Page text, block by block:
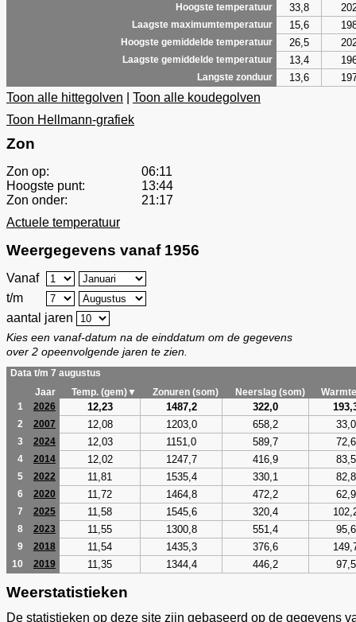
Hoogste temperatuur
33,8
Laagste maximumtemperatuur 15,6
Hoogste gemiddelde temperatuur 26,5
Laagste gemiddelde temperatuur 13,4
Langste zonduur 13,6
Toon alle hittegolven
Toon alle koudegolven
Toon Hellmann-grafiek
Zon
Zon op:
06:11
Hoogste punt:
13:44
Zon onder:
21:17
Actuele temperatuur
Weergegevens vanaf 1956
Vanaf
t/m
aantal jaren
Kies een vanaf-datum na de einddatum om de gegevens
over 2 opeenvolgende jaren te zien.
Data t/m 7 augustus
Jaar
Temp. (gem)▼ Zonuren (som) Neerslag (som)
1
2026 12,23 1487,2 322,0
2 2007 12,08 1203,0 658,2 33,0
3 2024 12,03 1151,0 589,7 72,6
4 2014 12,02 1247,7 416,9 83,5
5 2022 11,81 1535,4 330,1 82,8
6 2020 11,72 1464,8 472,2 62,9
7 2025 11,58 1545,6 320,4
8 2023 11,55 1300,8 551,4 95,6
9 2018 11,54 1435,3 376,6
10 2019 11,35 1344,4 446,2 97,5
Weerstatistieken
De statistieken op deze site zijn gebaseerd op de gegevens